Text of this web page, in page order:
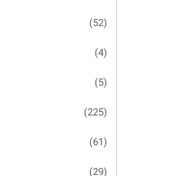
(52)
(4)
(5)
(225)
(61)
(29)